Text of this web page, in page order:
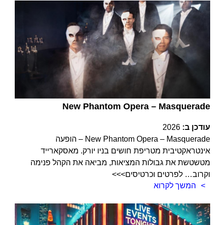
New Phantom Opera – Masquerade
עודכן ב: 2026
New Phantom Opera – Masquerade – הופעה
אינטראקטיבית מטריפת חושים בניו יורק. מאסקארייד
מטשטשת את גבולות המציאות, מביאה את הקהל פנימה
וקרוב… לפרטים וכרטיסים>>>
המשך לקרוא